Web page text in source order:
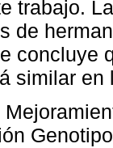
trabajo.
de
concluye
similar